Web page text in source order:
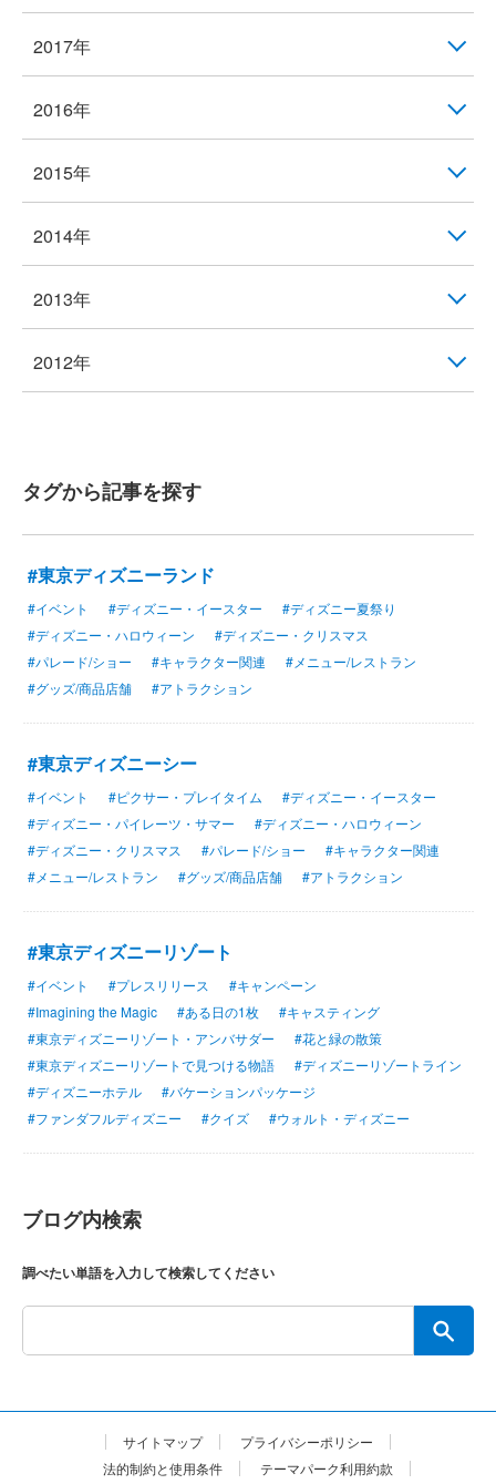
2017年
2016年
2015年
2014年
2013年
2012年
タグから記事を探す
#東京ディズニーランド
#イベント #ディズニー・イースター
#ディズニー夏祭り
#ディズニー・ハロウィーン
#ディズニー・クリスマス
#パレード/ショー
#キャラクター関連
#メニュー/レストラン
#グッズ/商品店舗
#アトラクション
#東京ディズニーシー
#イベント #ピクサー・プレイタイム
#ディズニー・イースター
#ディズニー・パイレーツ・サマー
#ディズニー・ハロウィーン
#ディズニー・クリスマス
#パレード/ショー
#キャラクター関連
#メニュー/レストラン
#グッズ/商品店舗 #アトラクション
#東京ディズニーリゾート
#イベント #プレスリリース
#キャンペーン
#Imagining the Magic
#ある日の1枚
#キャスティング
#東京ディズニーリゾート・アンバサダー
#花と緑の散策
#東京ディズニーリゾートで見つける物語
#ディズニーリゾートライン
#ディズニーホテル
#バケーションパッケージ
#ファンダフルディズニー
#クイズ #ウォルト・ディズニー
ブログ内検索
調べたい単語を入力して検索してください
サイトマップ
プライバシーポリシー
法的制約と使用条件
テーマパーク利用約款